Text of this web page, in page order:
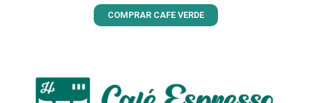
COMPRAR CAFE VERDE